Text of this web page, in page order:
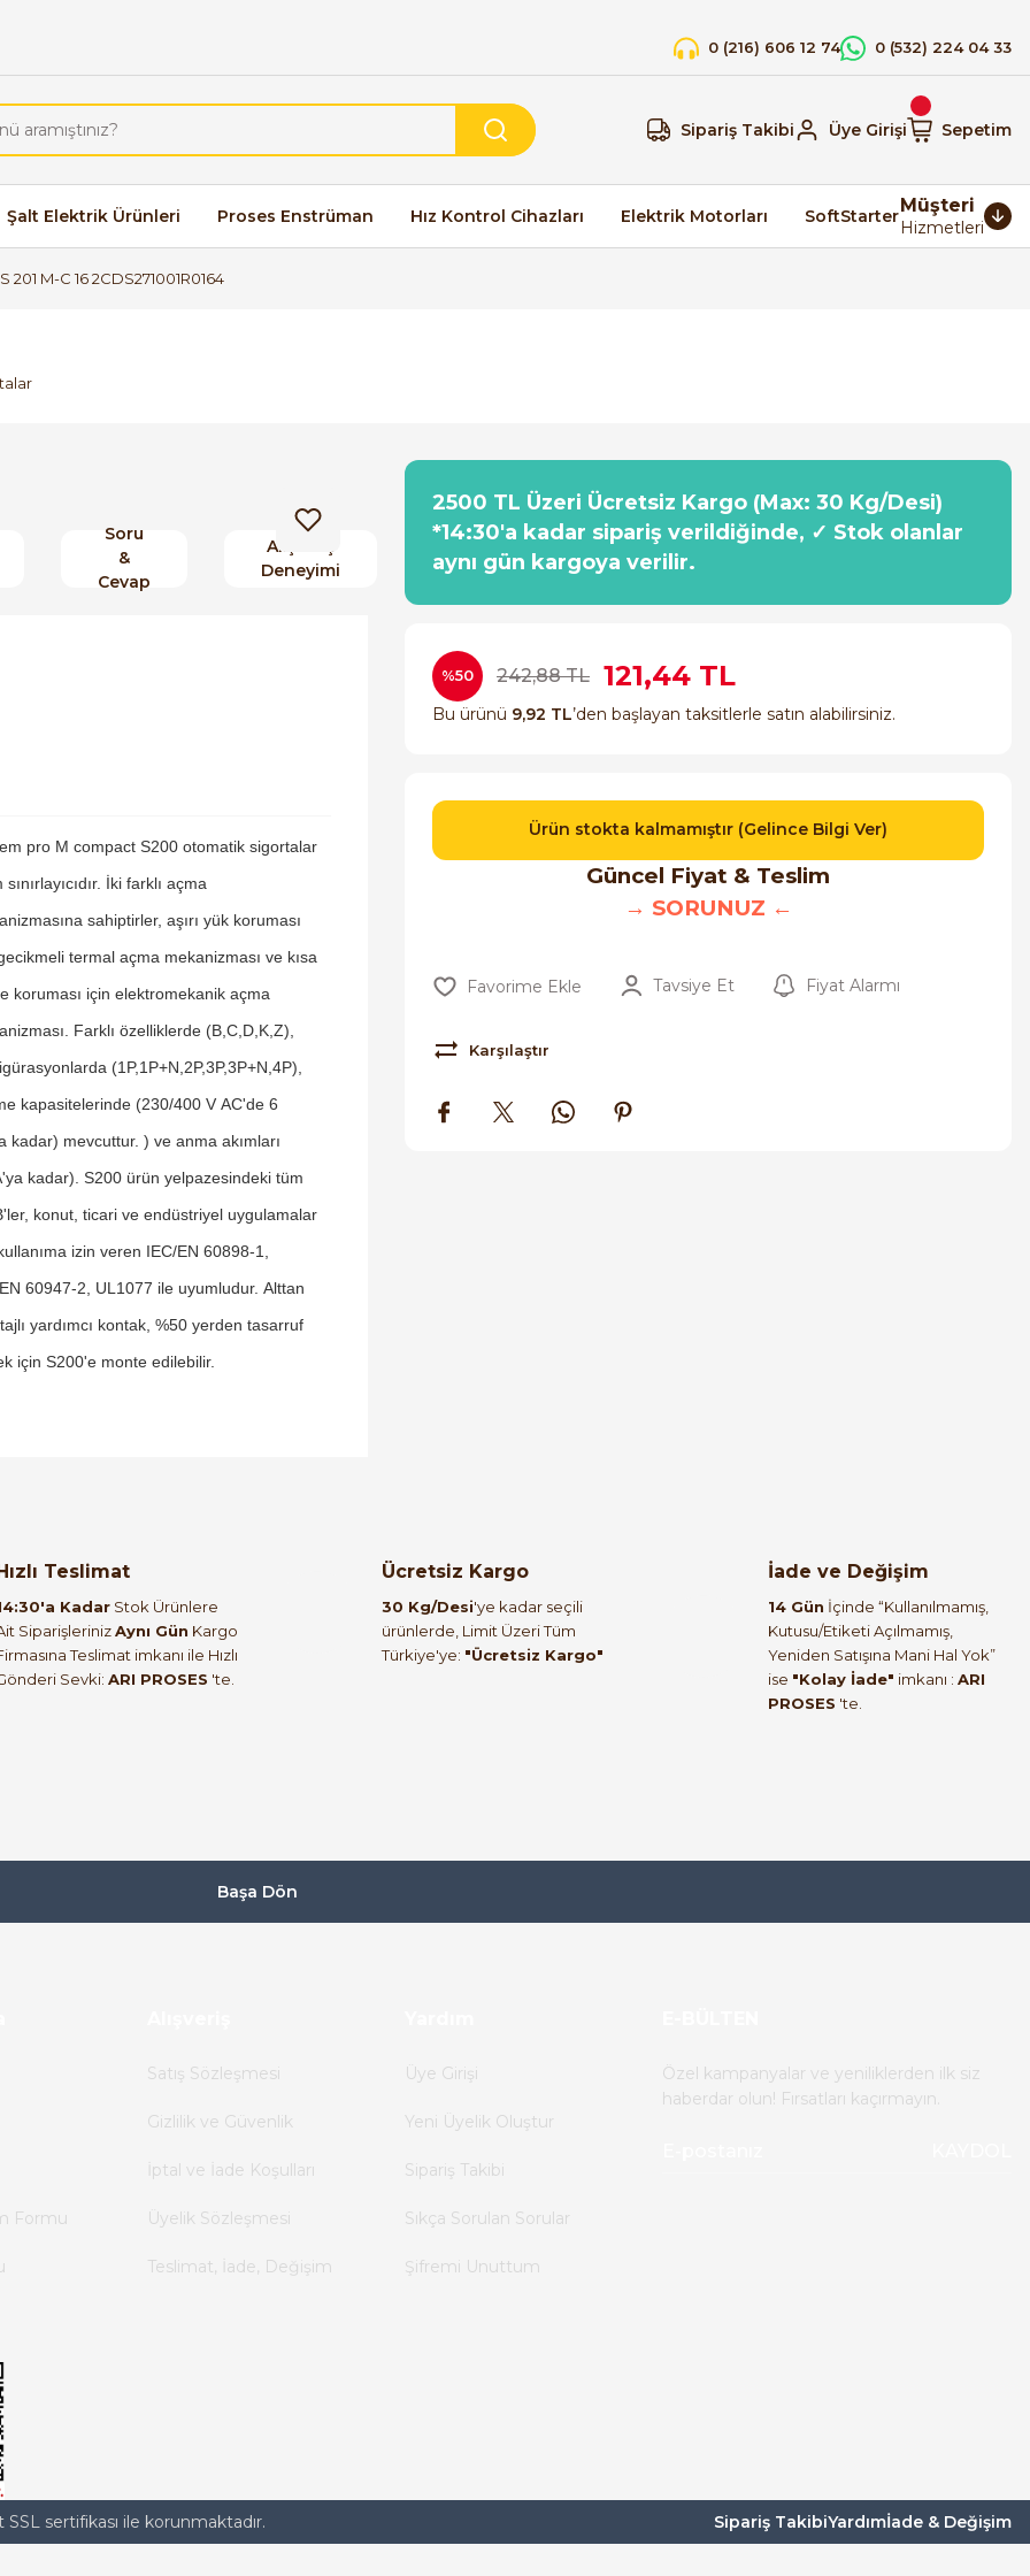
0 (216) 606 12 74 0 (532) 224 04 33
Sipariş Takibi Üye Girişi Sepetim
Şalt Elektrik Ürünleri Proses Enstrüman Hız Kontrol Cihazları Elektrik Motorları SoftStarterMüşteri
Hizmetleri
201 M-C 16 2CDS271001R0164
Soru
&
Cevap
Alışveriş
Deneyimi
pro M compact S200 otomatik sigortalar
sınırlayıcıdır. İki farklı açma
sahiptirler, aşırı yük koruması
termal açma mekanizması ve kısa
koruması için elektromekanik açma
Farklı özelliklerde (B,C,D,K,Z),
(1P,1P+N,2P,3P,3P+N,4P),
kapasitelerinde (230/400 V AC'de 6
kadar) mevcuttur. ) ve anma akımları
kadar). S200 ürün yelpazesindeki tüm
konut, ticari ve endüstriyel uygulamalar
izin veren IEC/EN 60898-1,
60947-2, UL1077 ile uyumludur. Alttan
yardımcı kontak, %50 yerden tasarruf
için S200'e monte edilebilir.
2500 TL Üzeri Ücretsiz Kargo (Max: 30 Kg/Desi)
*14:30'a kadar sipariş verildiğinde, ✓ Stok olanlar
aynı gün kargoya verilir.
%50 242,88 TL 121,44 TL
Bu ürünü 9,92 TL’den başlayan taksitlerle satın alabilirsiniz.
Ürün stokta kalmamıştır (Gelince Bilgi Ver)
Güncel Fiyat & Teslim
→ SORUNUZ ←
Tavsiye Et Fiyat Alarmı
Karşılaştır
Teslimat
Kadar Stok Ürünlere
SiparişlerinizAynı Gün Kargo
Teslimat imkanı ile Hızlı
Sevki: ARI PROSES 'te.
Ücretsiz Kargo
30 Kg/Desi'ye kadar seçili
ürünlerde, Limit Üzeri Tüm
Türkiye'ye: "Ücretsiz Kargo"
İade ve Değişim
14 Gün İçinde “Kullanılmamış,
Kutusu/Etiketi Açılmamış,
Yeniden Satışına Mani Hal Yok”
ise "Kolay İade" imkanı : ARI
PROSES 'te.
Başa Dön
Formu
Satış Sözleşmesi
Gizlilik ve Güvenlik
İptal ve İade Koşulları
Üyelik Sözleşmesi
Teslimat, İade, Değişim
Üye Girişi
Yeni Üyelik Oluştur
Sipariş Takibi
Sıkça Sorulan Sorular
Şifremi Unuttum
Özel kampanyalar ve yeniliklerden ilk siz
haberdar olun! Fırsatları kaçırmayın.
SSL sertifikası ile korunmaktadır. Sipariş TakibiYardımİade & Değişim